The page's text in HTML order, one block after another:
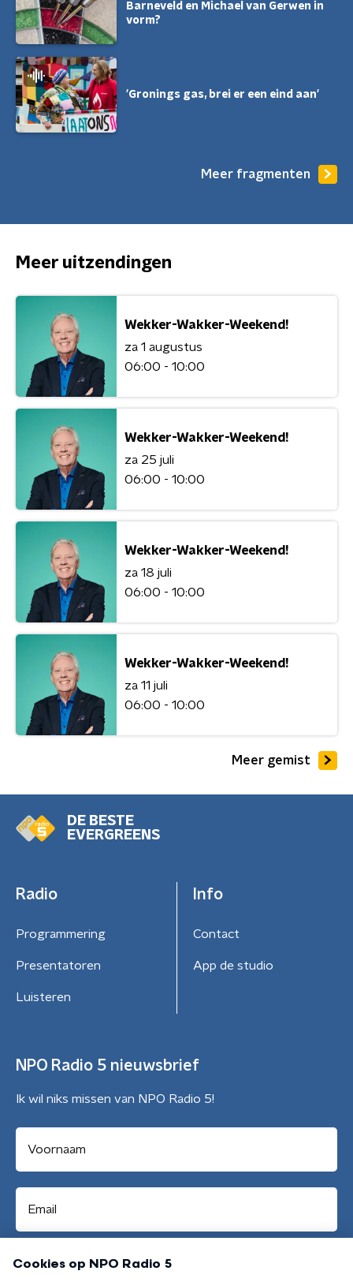
Barneveld en Michael van Gerwen in
vorm?
'Gronings gas, brei er een eind aan'
Meer fragmenten
Meer uitzendingen
Wekker-Wakker-Weekend!
za 1 augustus
06:00 - 10:00
Wekker-Wakker-Weekend!
za 25 juli
06:00 - 10:00
Wekker-Wakker-Weekend!
za 18 juli
06:00 - 10:00
Wekker-Wakker-Weekend!
za 11 juli
06:00 - 10:00
Meer gemist
DE BESTE
EVERGREENS
Radio
Programmering
Presentatoren
Luisteren
Info
Contact
App de studio
NPO Radio 5 nieuwsbrief
Ik wil niks missen van NPO Radio 5!
Aanmelden